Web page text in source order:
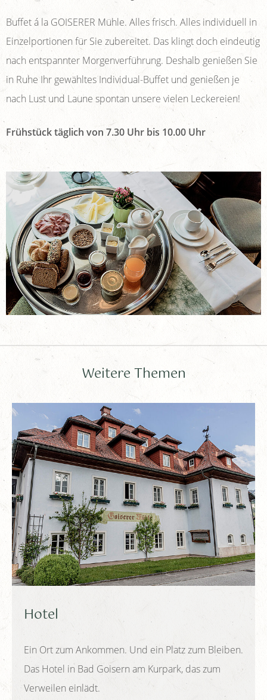
Buffet á la GOISERER Mühle. Alles frisch. Alles individuell in
Einzelportionen für Sie zubereitet. Das klingt doch eindeutig
nach entspannter Morgenverführung. Deshalb genießen Sie
in Ruhe Ihr gewähltes Individual-Buffet und genießen je
nach Lust und Laune spontan unsere vielen Leckereien!
Frühstück täglich von 7.30 Uhr bis 10.00 Uhr
Weitere Themen
Hotel
Ein Ort zum Ankommen. Und ein Platz zum Bleiben.
Das Hotel in Bad Goisern am Kurpark, das zum
Verweilen einlädt.